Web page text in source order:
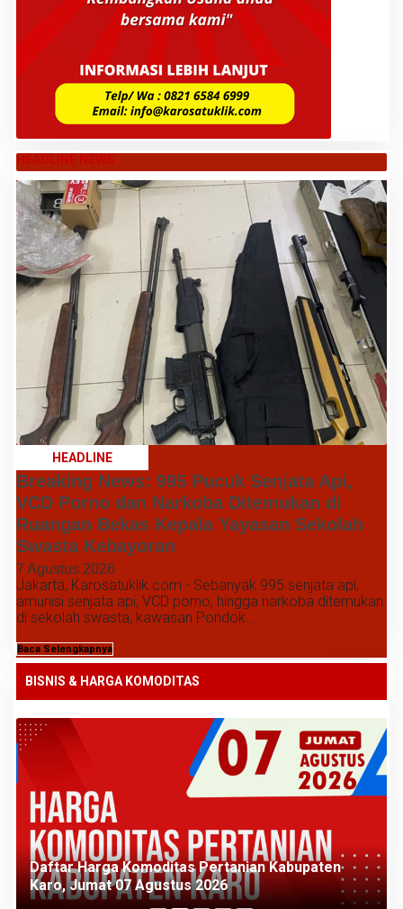
HEADLINE NEWS
HEADLINE
Breaking News: 995 Pucuk Senjata Api,
VCD Porno dan Narkoba Ditemukan di
Ruangan Bekas Kepala Yayasan Sekolah
Swasta Kebayoran
7 Agustus 2026
Jakarta, Karosatuklik.com - Sebanyak 995 senjata api,
amunisi senjata api, VCD porno, hingga narkoba ditemukan
di sekolah swasta, kawasan Pondok...
Baca Selengkapnya
BISNIS & HARGA KOMODITAS
Daftar Harga Komoditas Pertanian Kabupaten
Karo, Jumat 07 Agustus 2026